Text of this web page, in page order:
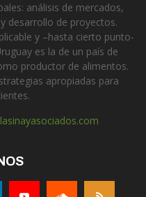
análisis de mercados,
desarrollo de proyectos.
y –hasta cierto punto-
es la de un país de
productor de alimentos.
apropiadas para